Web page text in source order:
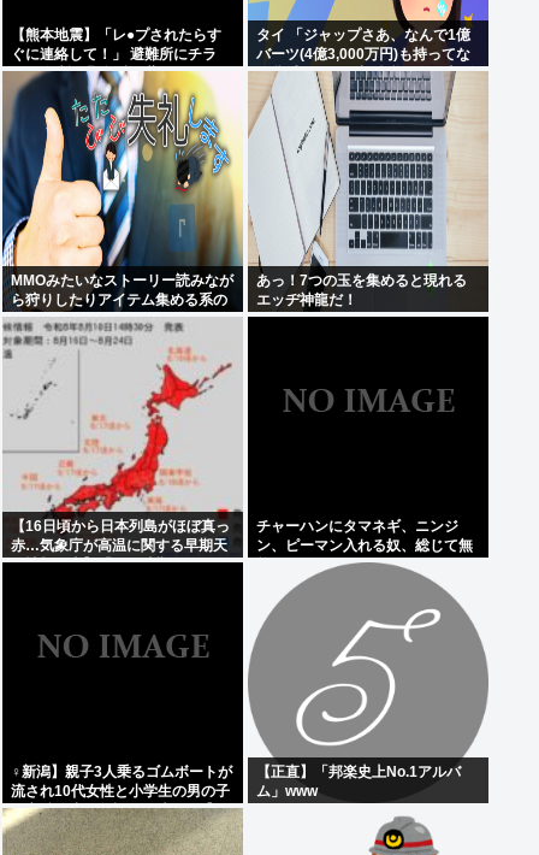
【熊本地震】「レ●プされたらす
ぐに連絡して！」 避難所にチラ
シ。 無料で緊急避妊薬を届けるシ
ステムを実現へ
タイ 「ジャップさあ、なんで1億
バーツ(4億3,000万円)も持ってな
い貧乏人からも相続税を巻き上げ
てるんだい？」
MMOみたいなストーリー読みなが
ら狩りしたりアイテム集める系の
ゲームがやりたい
あっ！7つの玉を集めると現れる
エッヂ神龍だ！
【16日頃から日本列島がほぼ真っ
赤…気象庁が高温に関する早期天
候情報発表】「この時期としては
チャーハンにタマネギ、ニンジ
ン、ピーマン入れる奴、総じて無
‍♀新潟】親子3人乗るゴムボートが
流され10代女性と小学生の男の子
の心肺停止。父親？は助かる【日
本海】
【正直】「邦楽史上No.1アルバ
ム」www